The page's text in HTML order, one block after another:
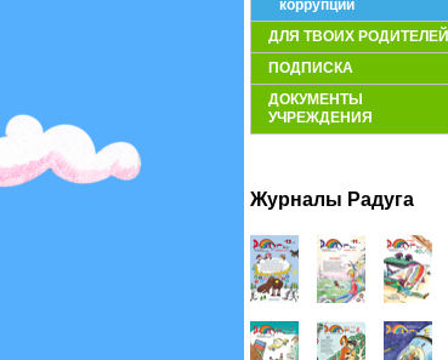
коррупции
ДЛЯ ТВОИХ РОДИТЕЛЕЙ
ПОДПИСКА
ДОКУМЕНТЫ
УЧРЕЖДЕНИЯ
Журналы Радуга